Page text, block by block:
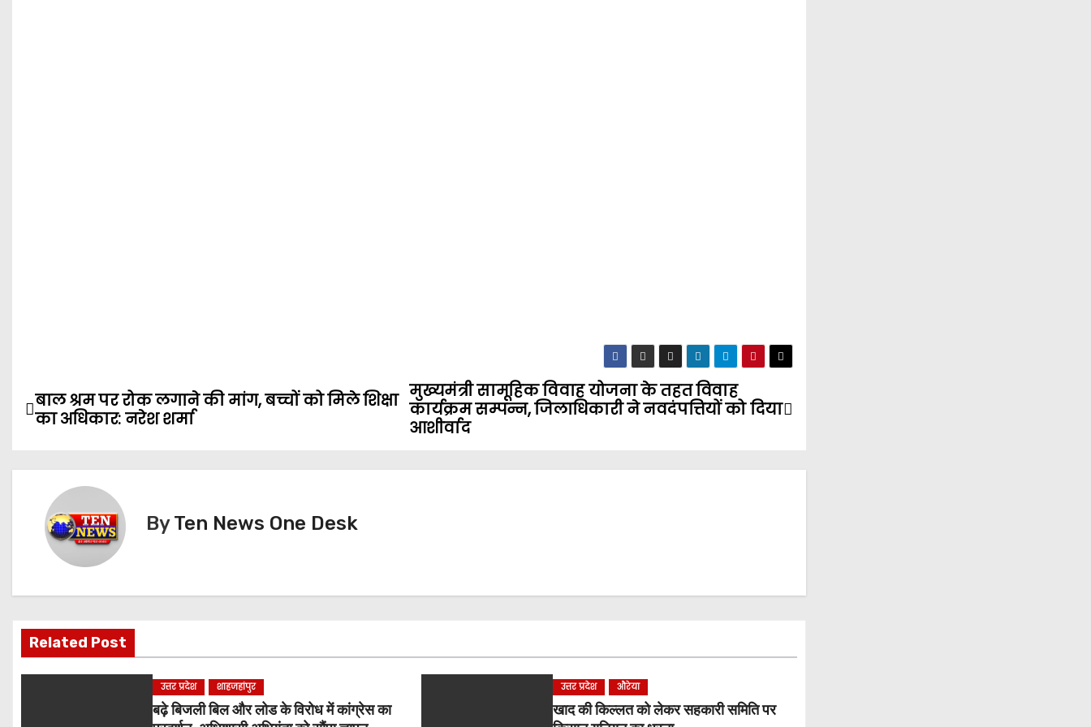
P
o
s
v
i
g
मुख्यमंत्री सामूहिक विवाह योजना के तहत विवाह
कार्यक्रम सम्पन्न, जिलाधिकारी ने नवदंपत्तियों को दिया
आशीर्वाद
बाल श्रम पर रोक लगाने की मांग, बच्चों को मिले शिक्षा
का अधिकार: नरेश शर्मा
ByTen News One Desk
Related Post
उत्तर प्रदेश शाहजहांपुर
बढ़े बिजली बिल और लोड के विरोध में कांग्रेस का
उत्तर प्रदेश औरेया
खाद की किल्लत को लेकर सहकारी समिति पर